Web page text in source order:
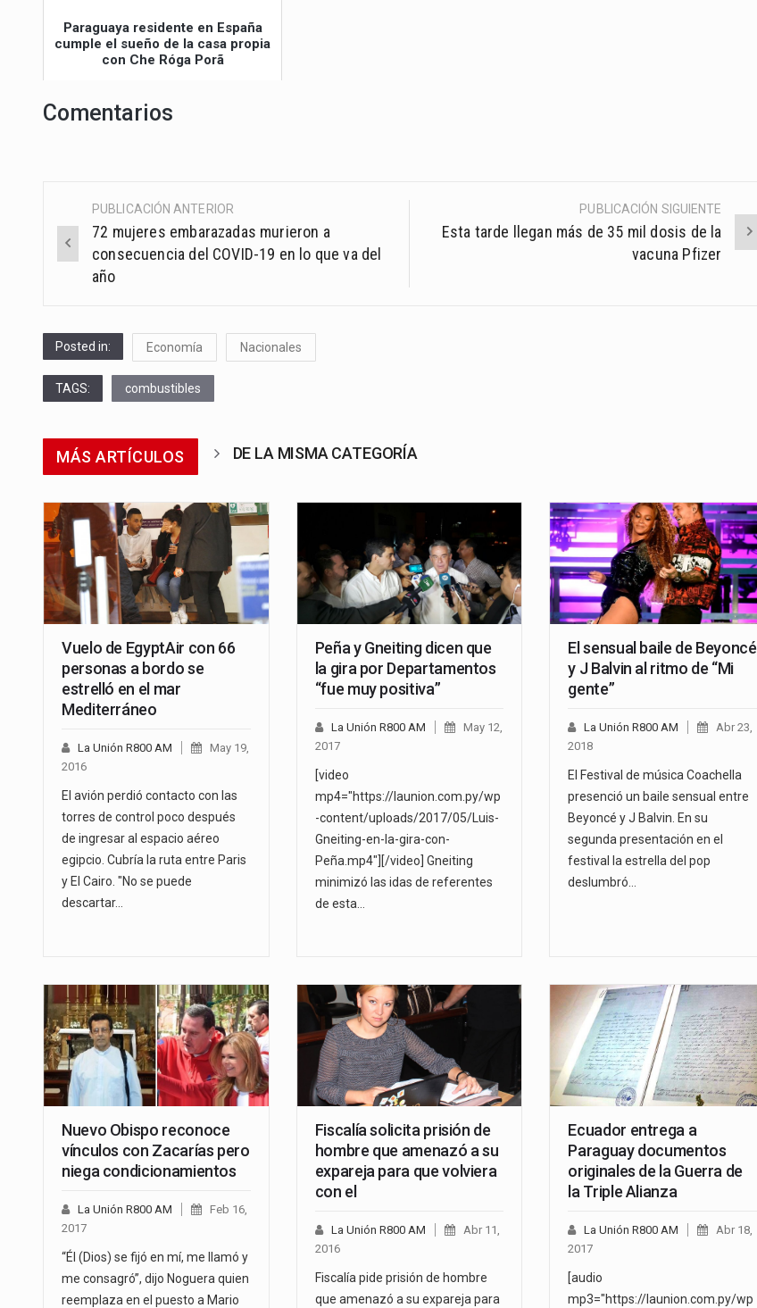
Paraguaya residente en España
cumple el sueño de la casa propia
con Che Róga Porã
Comentarios
Post
navigation
PUBLICACIÓN ANTERIOR
72 mujeres embarazadas murieron a
consecuencia del COVID-19 en lo que va del
año
PUBLICACIÓN SIGUIENTE
Esta tarde llegan más de 35 mil dosis de la
vacuna Pfizer
Posted in: Economía Nacionales
TAGS: combustibles
MÁS ARTÍCULOS DE LA MISMA CATEGORÍA
Vuelo de EgyptAir con 66
personas a bordo se
estrelló en el mar
Mediterráneo
La Unión R800 AM
May 19,
2016
El avión perdió contacto con las
torres de control poco después
de ingresar al espacio aéreo
egipcio. Cubría la ruta entre Paris
y El Cairo. "No se puede
descartar…
Peña y Gneiting dicen que
la gira por Departamentos
“fue muy positiva”
La Unión R800 AM
May 12,
2017
[video
mp4="https://launion.com.py/wp
-content/uploads/2017/05/Luis-
Gneiting-en-la-gira-con-
Peña.mp4"][/video] Gneiting
minimizó las idas de referentes
de esta…
El sensual baile de Beyoncé
y J Balvin al ritmo de “Mi
gente”
La Unión R800 AM
Abr 23,
2018
El Festival de música Coachella
presenció un baile sensual entre
Beyoncé y J Balvin. En su
segunda presentación en el
festival la estrella del pop
deslumbró…
Nuevo Obispo reconoce
vínculos con Zacarías pero
niega condicionamientos
La Unión R800 AM
Feb 16,
2017
“Él (Dios) se fijó en mí, me llamó y
me consagró”, dijo Noguera quien
reemplaza en el puesto a Mario
Fiscalía solicita prisión de
hombre que amenazó a su
expareja para que volviera
con el
La Unión R800 AM
Abr 11,
2016
Fiscalía pide prisión de hombre
que amenazó a su expareja para
Ecuador entrega a
Paraguay documentos
originales de la Guerra de
la Triple Alianza
La Unión R800 AM
Abr 18,
2017
[audio
mp3="https://launion.com.py/wp